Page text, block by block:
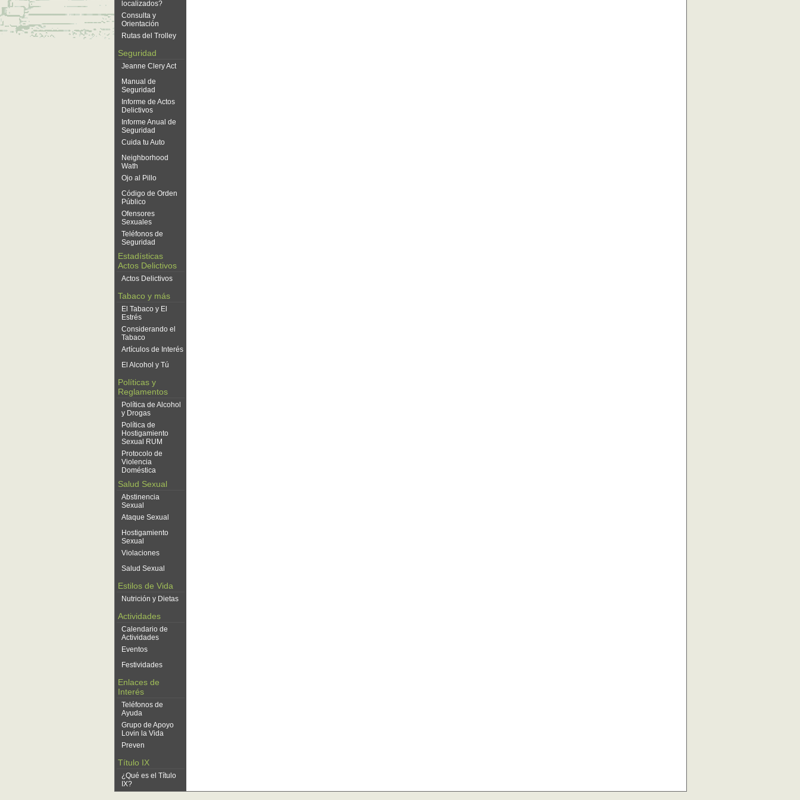
localizados?
Consulta y
Orientación
Rutas del Trolley
Seguridad
Jeanne Clery Act
Manual de
Seguridad
Informe de Actos
Delictivos
Informe Anual de
Seguridad
Cuida tu Auto
Neighborhood
Wath
Ojo al Pillo
Código de Orden
Público
Ofensores
Sexuales
Teléfonos de
Seguridad
Estadísticas
Actos Delictivos
Actos Delictivos
Tabaco y más
El Tabaco y El
Estrés
Considerando el
Tabaco
Artículos de Interés
El Alcohol y Tú
Políticas y
Reglamentos
Política de Alcohol
y Drogas
Política de
Hostigamiento
Sexual RUM
Protocolo de
Violencia
Doméstica
Salud Sexual
Abstinencia
Sexual
Ataque Sexual
Hostigamiento
Sexual
Violaciones
Salud Sexual
Estilos de Vida
Nutrición y Dietas
Actividades
Calendario de
Actividades
Eventos
Festividades
Enlaces de
Interés
Teléfonos de
Ayuda
Grupo de Apoyo
Lovin la Vida
Preven
Título IX
¿Qué es el Título
IX?